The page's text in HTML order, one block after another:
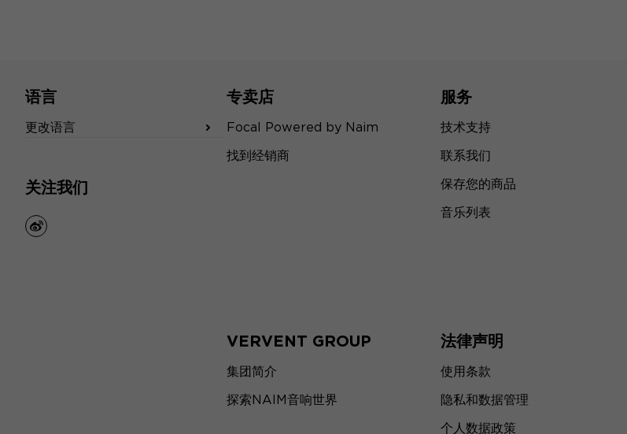
语言
更改语言
关注我们
weibo
专卖店
Focal Powered by Naim
找到经销商
服务
技术支持
联系我们
保存您的商品
音乐列表
VERVENT GROUP
集团简介
探索NAIM音响世界
法律声明
使用条款
隐私和数据管理
个人数据政策